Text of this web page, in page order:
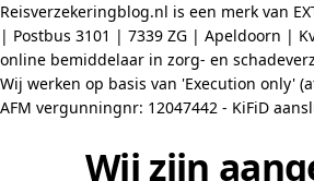
Reisverzekeringblog.nl is een merk van
| Postbus 3101 | 7339 ZG | Apeldoorn |
online bemiddelaar in zorg- en
Wij werken op basis van 'Execution only'
AFM vergunningnr: 12047442 - KiFiD
Wij zijn